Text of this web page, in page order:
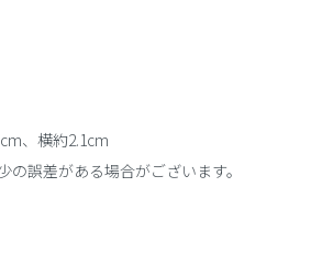
、横約2.1cm
誤差がある場合がございます。